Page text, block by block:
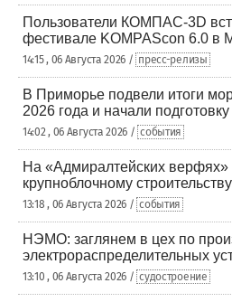
Пользователи КОМПАС-3D
фестивале KOMPAScon 6.0 в
14:15 , 06 Августа 2026 / пресс-релизы
В Приморье подвели итоги
2026 года и начали
14:02 , 06 Августа 2026 / события
На «Адмиралтейских верфях»
крупноблочному строительству
13:18 , 06 Августа 2026 / события
НЭМО: заглянем в цех по
электрораспределительных
13:10 , 06 Августа 2026 / судостроение